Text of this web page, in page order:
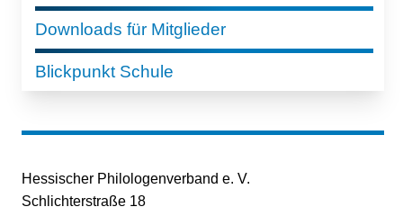
Downloads für Mitglieder
Blickpunkt Schule
Hessischer Philologenverband e. V.
Schlichterstraße 18